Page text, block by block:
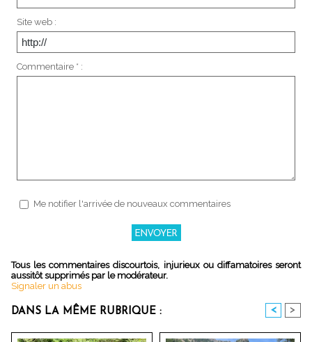
Site web :
Commentaire * :
Me notifier l'arrivée de nouveaux commentaires
Tous les commentaires discourtois, injurieux ou diffamatoires seront
aussitôt supprimés par le modérateur.
Signaler un abus
DANS LA MÊME RUBRIQUE : < >